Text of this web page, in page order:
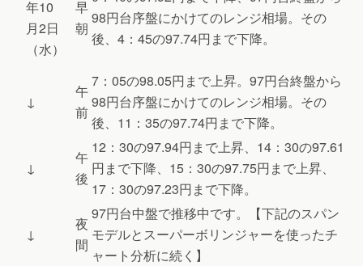
年10
月2日
（水）
早
朝
98円台序盤にかけてのレンジ相場。その
後、4：45の97.74円まで下降。
↓
午
前
7：05の98.05円まで上昇。97円台終盤から
98円台序盤にかけてのレンジ相場。その
後、11：35の97.74円まで下降。
↓
午
後
12：30の97.94円まで上昇、14：30の97.61
円まで下降、15：30の97.75円まで上昇、
17：30の97.23円まで下降。
↓
夜
間
97円台中盤で推移中です。【下記のスパン
モデルとスーパーボリンジャーを使ったチ
ャート分析に続く】